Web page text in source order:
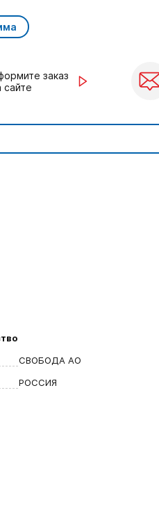
заказ
сайте
СВОБОДА АО
РОССИЯ